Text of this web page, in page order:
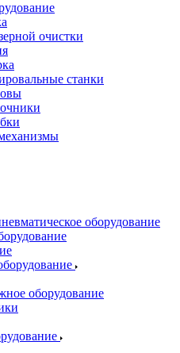
очистки
станки
оборудование
оборудование